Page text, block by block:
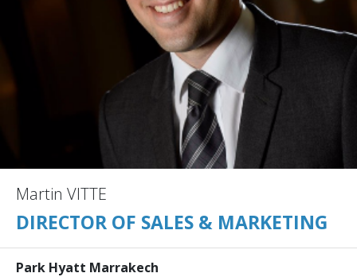
Martin VITTE
DIRECTOR OF SALES & MARKETING
Park Hyatt Marrakech